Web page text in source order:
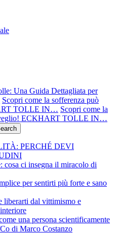
Una Guida Dettagliata per
Scopri come la sofferenza può
TOLLE IN… Scopri come la
ECKHART TOLLE IN…
PERCHÉ DEVI
ci insegna il miracolo di
per sentirti più forte e sano
liberarti dal vittimismo e
una persona scientificamente
di Marco Costanzo